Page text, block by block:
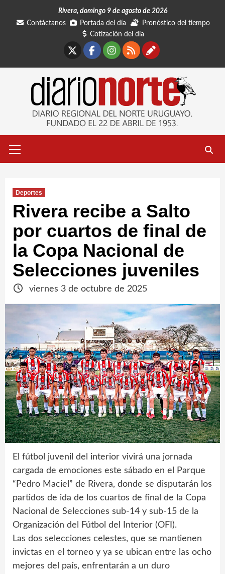
Rivera, domingo 9 de agosto de 2026
Contáctanos
Portada del día
Pronóstico del tiempo
Cotización del día
Facebook
Instagram
RSSContáctanos
primario
Deportes
Rivera recibe a Salto
por cuartos de final de
la Copa Nacional de
Selecciones juveniles
viernes 3 de octubre de 2025
El fútbol juvenil del interior vivirá una jornada
cargada de emociones este sábado en el Parque
“Pedro Maciel” de Rivera, donde se disputarán los
partidos de ida de los cuartos de final de la Copa
Nacional de Selecciones sub-14 y sub-15 de la
Organización del Fútbol del Interior (OFI).
Las dos selecciones celestes, que se mantienen
invictas en el torneo y ya se ubican entre las ocho
mejores del país, enfrentarán a un duro